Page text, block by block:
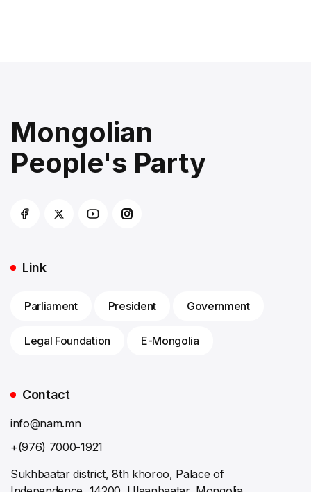
Mongolian
People's Party
Link
Parliament President Government
Legal Foundation E-Mongolia
Contact
info@nam.mn
+(976) 7000-1921
Sukhbaatar district, 8th khoroo, Palace of